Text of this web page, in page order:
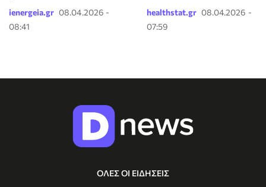
ienergeia.gr 08.04.2026 -
08:41
healthstat.gr 08.04.2026 -
07:59
ΟΛΕΣ ΟΙ ΕΙΔΗΣΕΙΣ